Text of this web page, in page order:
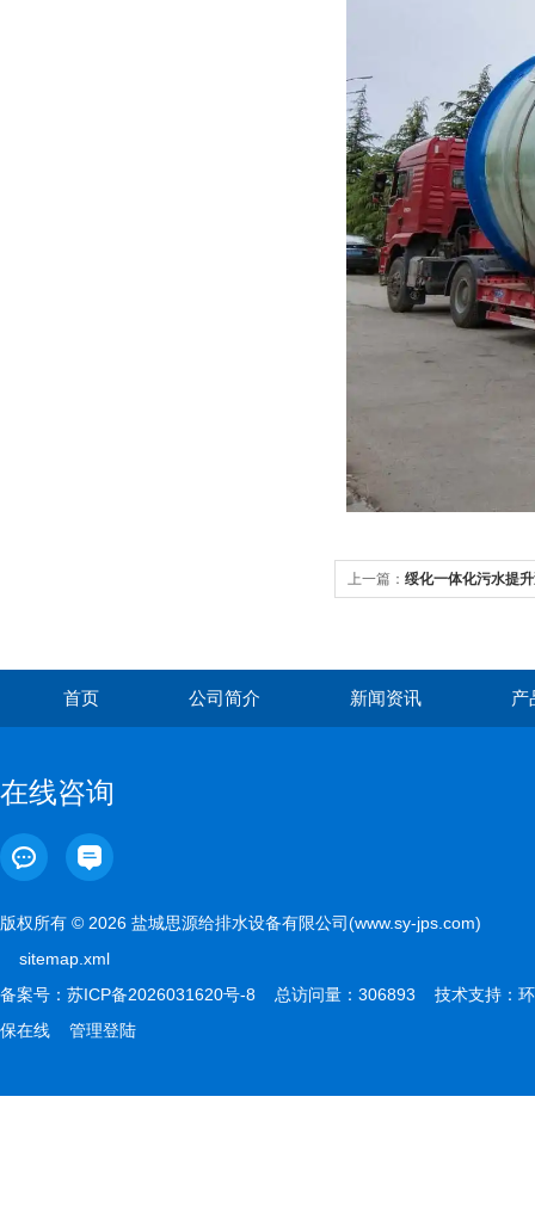
上一篇： 绥化一体化污水提
首页 公司简介 新闻资讯 产
在线咨询
版权所有 © 2026 盐城思源给排水设备有限公司(www.sy-jps.com)
sitemap.xml
备案号： 苏ICP备2026031620号-8 总访问量：306893 技术支持： 环
保在线
管理登陆